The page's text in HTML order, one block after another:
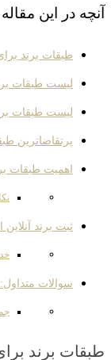
آنچه در این
طبقات برند
لیست طبقات
لیست طبقات
پرتقاضاترین
اهمیت طبقات
ثبت برند
سوالات
طبقات برند